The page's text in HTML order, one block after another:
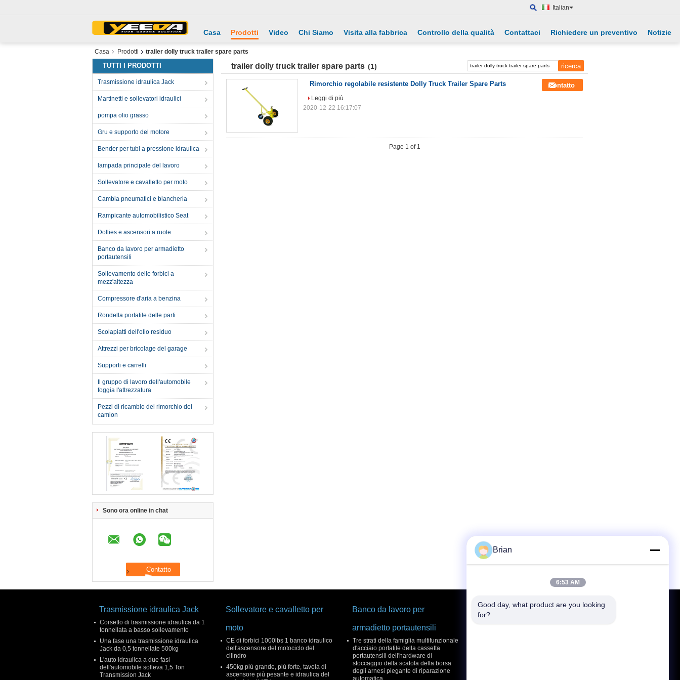
Italian
Casa Prodotti Video Chi Siamo Visita alla fabbrica Controllo della qualità Contattaci Richiedere un preventivo Notizie
Casa Prodotti trailer dolly truck trailer spare parts
TUTTI I PRODOTTI
Trasmissione idraulica Jack
Martinetti e sollevatori idraulici
pompa olio grasso
Gru e supporto del motore
Bender per tubi a pressione idraulica
lampada principale del lavoro
Sollevatore e cavalletto per moto
Cambia pneumatici e biancheria
Rampicante automobilistico Seat
Dollies e ascensori a ruote
Banco da lavoro per armadietto
portautensili
Sollevamento delle forbici a
mezz'altezza
Compressore d'aria a benzina
Rondella portatile delle parti
Scolapiatti dell'olio residuo
Attrezzi per bricolage del garage
Supporti e carrelli
Il gruppo di lavoro dell'automobile
foggia l'attrezzatura
Pezzi di ricambio del rimorchio del
camion
Sono ora online in chat
trailer dolly truck trailer spare parts (1)
Rimorchio regolabile resistente Dolly Truck Trailer Spare Parts Contatto
Leggi di più
2020-12-22 16:17:07
Page 1 of 1
Trasmissione idraulica Jack
Corsetto di trasmissione idraulica da 1
tonnellata a basso sollevamento
Una fase una trasmissione idraulica
Jack da 0,5 tonnellate 500kg
L'auto idraulica a due fasi
dell'automobile solleva 1,5 Ton
Transmission Jack
Sollevatore e cavalletto per
moto
CE di forbici 1000lbs 1 banco idraulico
dell'ascensore del motociclo del
cilindro
450kg più grande, più forte, tavola di
ascensore più pesante e idraulica del
Banco da lavoro per
armadietto portautensili
Tre strati della famiglia multifunzionale
d'acciaio portatile della cassetta
portautensili dell'hardware di
stoccaggio della scatola della borsa
degli arnesi piegante di riparazione
automatica
Richiedere un preventivo
Brian
6:53 AM
Good day, what product are you looking
for?